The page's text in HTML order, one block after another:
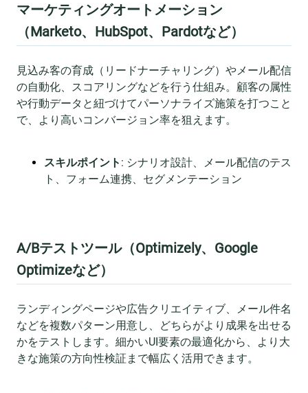
マーケティングオートメーション
（Marketo、HubSpot、Pardotなど）
見込み客の育成（リードナーチャリング）やメール配信
の自動化、スコアリングなどを行う仕組み。顧客の属性
や行動データと紐づけてパーソナライズ施策を打つこと
で、より高いコンバージョン率を狙えます。
スキルポイント : シナリオ設計、メール配信のテス
ト、フォーム連携、セグメンテーション
A/Bテストツール（Optimizely、Google
Optimizeなど）
ランディングページや広告クリエイティブ、メール件名
などを複数パターン用意し、どちらがより成果を出せる
かをテストします。細かいUI要素の最適化から、より大
きな施策の方向性検証まで幅広く活用できます。